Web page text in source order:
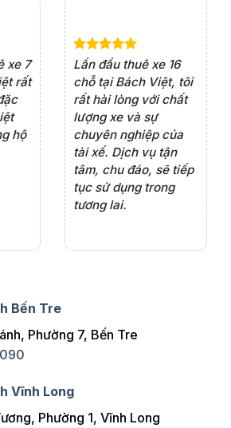
xe 7
rất
hộ
Lần đầu thuê xe 16
chỗ tại Bách Việt, tôi
rất hài lòng với chất
lượng xe và sự
chuyên nghiệp của
tài xế. Dịch vụ tận
tâm, chu đáo, sẽ tiếp
tục sử dụng trong
tương lai.
Bến Tre
Phường 7, Bến Tre
Vĩnh Long
Phường 1, Vĩnh Long